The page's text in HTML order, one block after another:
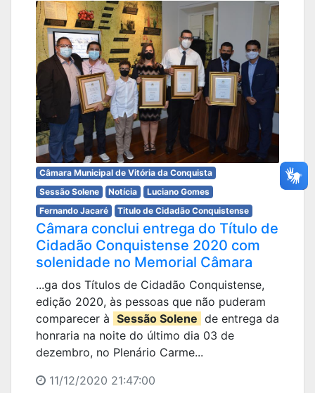
Câmara Municipal de Vitória da Conquista
Sessão Solene
Notícia
Luciano Gomes
Fernando Jacaré
Titulo de Cidadão Conquistense
Câmara conclui entrega do Título de
Cidadão Conquistense 2020 com
solenidade no Memorial Câmara
...ga dos Títulos de Cidadão Conquistense,
edição 2020, às pessoas que não puderam
comparecer à Sessão Solene de entrega da
honraria na noite do último dia 03 de
dezembro, no Plenário Carme...
11/12/2020 21:47:00